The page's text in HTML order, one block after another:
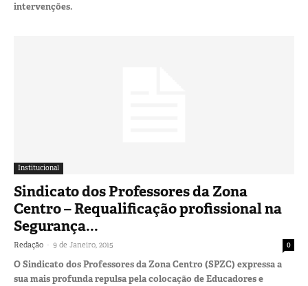
intervenções.
Institucional
Sindicato dos Professores da Zona
Centro – Requalificação profissional na
Segurança...
Redação - 9 de Janeiro, 2015 0
O Sindicato dos Professores da Zona Centro (SPZC) expressa a
sua mais profunda repulsa pela colocação de Educadores e